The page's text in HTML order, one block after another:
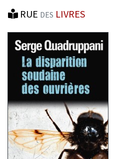
RUE DES LIVRES